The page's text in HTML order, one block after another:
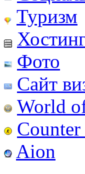
Туризм
Фото
Сайт
World
Aion